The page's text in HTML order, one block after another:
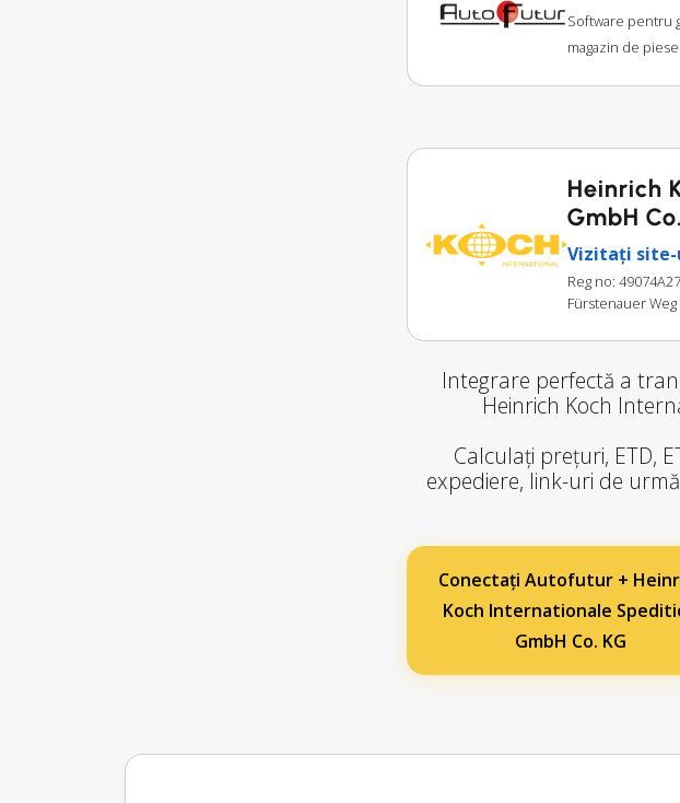
Software pentru
magazin de
Heinrich
GmbH
Vizitați site-
Reg no:
Fürstenauer
Integrare perfectă a
Heinrich Koch
Calculați prețuri, ETD,
expediere, link-uri de
Conectați Autofutur +
Koch Internationale
GmbH Co. KG